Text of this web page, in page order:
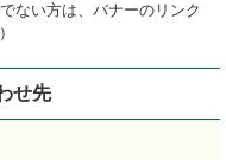
ない方は、バナーのリンク
せ先